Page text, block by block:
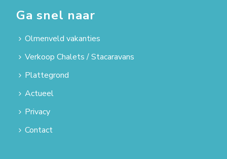
Ga snel naar
Olmenveld vakanties
Verkoop Chalets / Stacaravans
Plattegrond
Actueel
Privacy
Contact